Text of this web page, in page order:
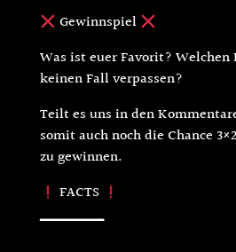
Gewinnspiel
Was ist euer Favorit?
keinen Fall verpassen?
Teilt es uns in den
somit auch noch die Chance
zu gewinnen.
FACTS
▔▔▔▔▔▔